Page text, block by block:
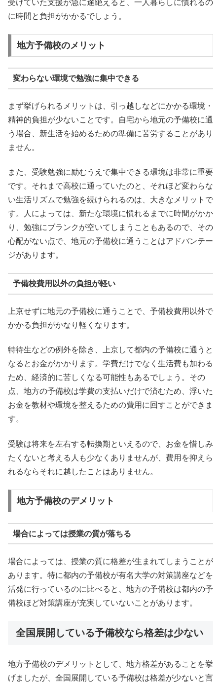
受けていた支援が急に途絶えると、一人暮らしに慣れるの
に時間と負担がかかるでしょう。
地方予備校のメリット
変わらない環境で勉強に集中できる
まず挙げられるメリットは、引っ越しなどにかかる環境・
精神的負担が少ないことです。自宅から地元の予備校に通
う場合、新生活を始めるための準備に苦労することがあり
ません。
また、受験勉強に励むうえで集中できる環境は非常に重要
です。それまで高校に通っていたのと、それほど変わらな
い生活リズムで勉強を続けられるのは、大きなメリットで
す。人によっては、新たな環境に慣れるまでに時間がかか
り、勉強にブランクが空いてしまうこともあるので、その
心配がない点で、地元の予備校に通うことはアドバンテー
ジがあります。
予備校費用以外の負担が軽い
上京せずに地元の予備校に通うことで、予備校費用以外で
かかる負担がかなり軽くなります。
特待生などの例外を除き、上京して都内の予備校に通うと
なるとお金がかかります。学費だけでなく生活費も加わる
ため、経済的に苦しくなる可能性もあるでしょう。その
点、地方の予備校は学費の支払いだけで済むため、浮いた
お金を教材や環境を整えるための費用に回すことができま
す。
受験は将来を左右する転換期といえるので、お金を惜しみ
たくないと考える人も少なくありませんが、費用を抑えら
れるならそれに越したことはありません。
地方予備校のデメリット
場合によっては授業の質が落ちる
場合によっては、授業の質に格差が生まれてしまうことが
あります。特に都内の予備校が有名大学の対策講座などを
活発に行っているのに比べると、地方の予備校は都内の予
備校ほど対策講座が充実していないことがあります。
全国展開している予備校なら格差は少ない
地方予備校のデメリットとして、地方格差があることを挙
げましたが、全国展開している予備校は格差が少ないと言